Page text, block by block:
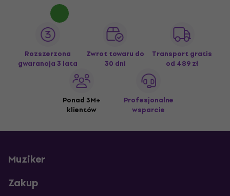
Rozszerzona
gwarancja 3 lata
Zwrot towaru do
30 dni
Transport gratis
od 489 zł
Ponad 3M+
klientów
Profesjonalne
wsparcie
Muziker
Zakup